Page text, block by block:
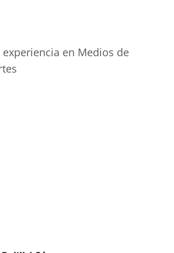
en Medios de